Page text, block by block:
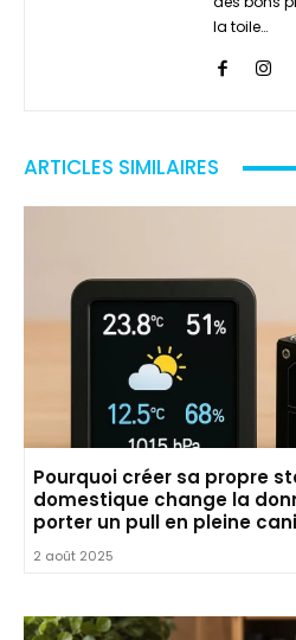
la toile…
ARTICLES SIMILAIRES
Pourquoi créer sa propre
domestique change la
porter un pull en pleine
2 août 2025